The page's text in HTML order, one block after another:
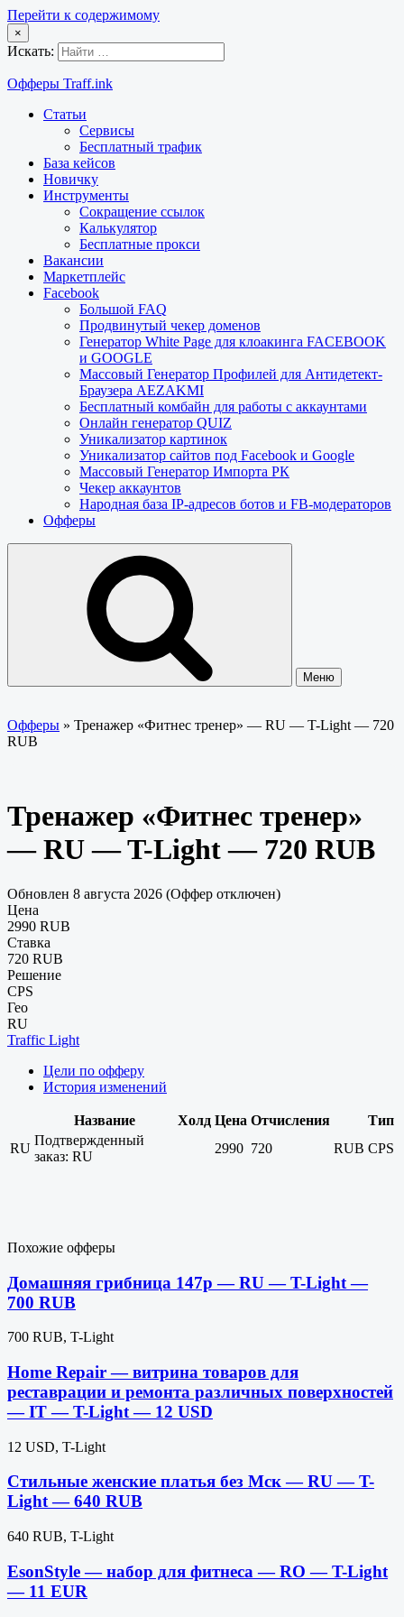
Перейти к содержимому
×
Искать:
Офферы Traff.ink
Статьи
Сервисы
Бесплатный трафик
База кейсов
Новичку
Инструменты
Сокращение ссылок
Калькулятор
Бесплатные прокси
Вакансии
Маркетплейс
Facebook
Большой FAQ
Продвинутый чекер доменов
Генератор White Page для клоакинга FACEBOOK
и GOOGLE
Массовый Генератор Профилей для Антидетект-
Браузера AEZAKMI
Бесплатный комбайн для работы с аккаунтами
Онлайн генератор QUIZ
Уникализатор картинок
Уникализатор сайтов под Facebook и Google
Массовый Генератор Импорта РК
Чекер аккаунтов
Народная база IP-адресов ботов и FB-модераторов
Офферы
Меню
Офферы » Тренажер «Фитнес тренер» — RU — T-Light — 720
RUB
Тренажер «Фитнес тренер»
— RU — T-Light — 720 RUB
Обновлен 8 августа 2026 (Оффер отключен)
Цена
2990 RUB
Ставка
720 RUB
Решение
CPS
Гео
RU
Traffic Light
Цели по офферу
История изменений
Название Холд Цена Отчисления
Тип
RU
Подтвержденный
заказ: RU
2990 720 RUB CPS
Похожие офферы
Домашняя грибница 147р — RU — T-Light —
700 RUB
700 RUB, T-Light
Home Repair — витрина товаров для
реставрации и ремонта различных поверхностей
— IT — T-Light — 12 USD
12 USD, T-Light
Стильные женские платья без Мск — RU — T-
Light — 640 RUB
640 RUB, T-Light
EsonStyle — набор для фитнеса — RO — T-Light
— 11 EUR